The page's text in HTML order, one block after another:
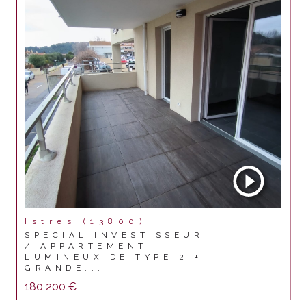
Istres (13800)
SPECIAL INVESTISSEUR
/ APPARTEMENT
LUMINEUX DE TYPE 2 +
GRANDE...
180 200 €